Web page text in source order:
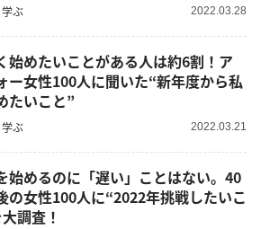
ぶ 2022.03.28
始めたいことがある人は約6割！ア
ー女性100人に聞いた“新年度から私
たいこと”
ぶ 2022.03.21
始めるのに「遅い」ことはない。40
の女性100人に“2022年挑戦したいこ
調査！